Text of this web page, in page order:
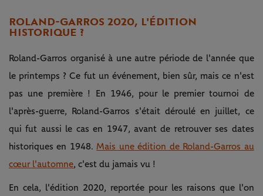
ROLAND-GARROS 2020, L'ÉDITION
HISTORIQUE ?
Roland-Garros organisé à une autre période de l'année que
le printemps ? Ce fut un événement, bien sûr, mais ce n'est
pas une première ! En 1946, pour le premier tournoi de
l'après-guerre, Roland-Garros s'était déroulé en juillet, ce
qui fut aussi le cas en 1947, avant de retrouver ses dates
historiques en 1948. Mais une édition de Roland-Garros au
cœur l'automne, c'est du jamais vu !
En cela, l'édition 2020, reportée pour les raisons que l'on